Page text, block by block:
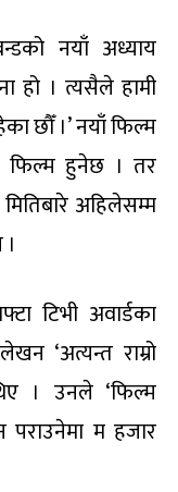
नयाँ अध्याय
हो । त्यसैले हामी
छौँ ।’ नयाँ फिल्म
हुनेछ । तर
अहिलेसम्म
टिभी अवार्डका
‘अत्यन्त राम्रो
। उनले ‘फिल्म
म हजार